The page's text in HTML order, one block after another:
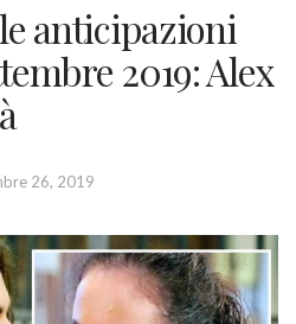
anticipazioni
2019: Alex
26, 2019